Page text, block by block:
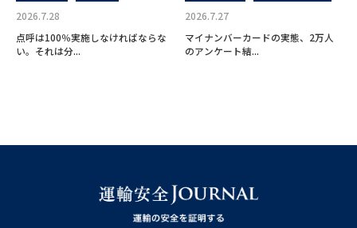
2026.7.28
点呼は100％実施しなければならな
い。それは分...
2026.7.27
マイナンバーカードの実態、2万人
のアンケート結...